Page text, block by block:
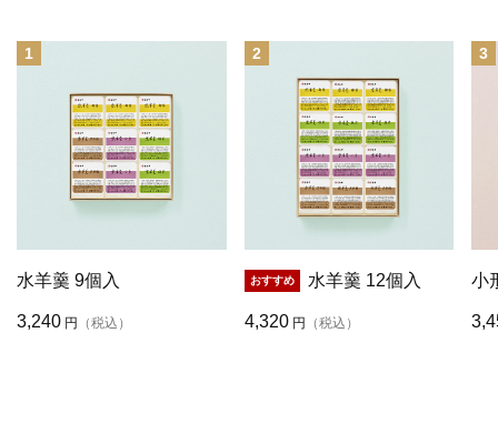
1
水羊羹 9個入
3,240 円 （税込）
2
水羊羹 12個入
4,320 円 （税込）
3
小